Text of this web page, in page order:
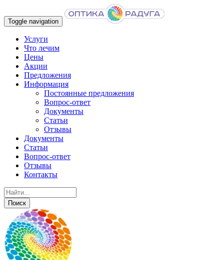
Toggle navigation
Услуги
Что лечим
Цены
Акции
Предложения
Информация
Постоянные предложения
Вопрос-ответ
Документы
Статьи
Отзывы
Документы
Статьи
Вопрос-ответ
Отзывы
Контакты